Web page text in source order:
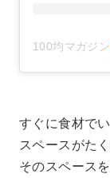
100均マガジン
すぐに食材で
スペースがた
そのスペース